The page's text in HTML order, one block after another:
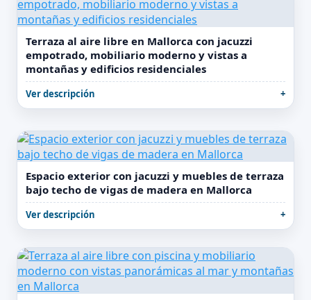
Terraza al aire libre en Mallorca con jacuzzi
empotrado, mobiliario moderno y vistas a
montañas y edificios residenciales
Ver descripción
Espacio exterior con jacuzzi y muebles de terraza
bajo techo de vigas de madera en Mallorca
Ver descripción